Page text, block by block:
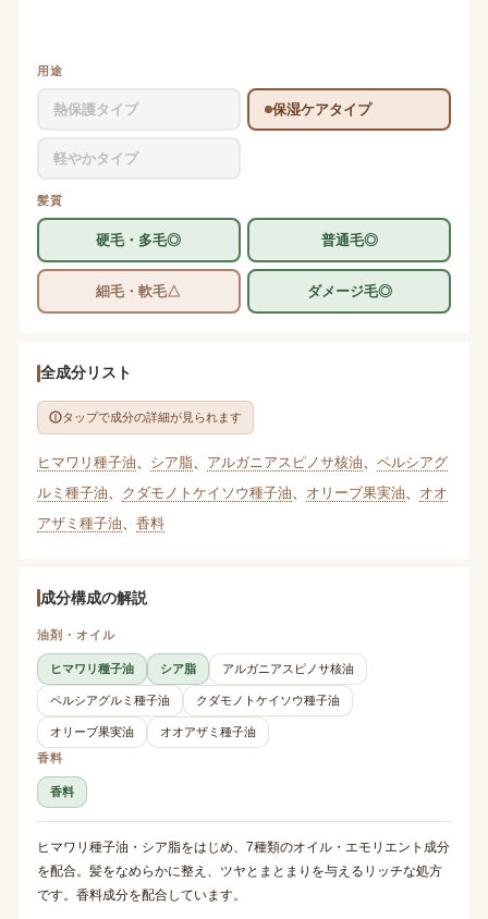
用途
熱保護タイプ 保湿ケアタイプ
軽やかタイプ
髪質
硬毛・多毛◎ 普通毛◎
細毛・軟毛△ ダメージ毛◎
全成分リスト
タップで成分の詳細が見られます
ヒマワリ種子油 シア脂、 アルガニアスピノサ核油
ペルシアグ
ルミ種子油
クダモノトケイソウ種子油 オリーブ果実油
オオ
アザミ種子油
香料
成分構成の解説
油剤・オイル
ヒマワリ種子油 シア脂 アルガニアスピノサ核油
ペルシアグルミ種子油 クダモノトケイソウ種子油
オリーブ果実油
オオアザミ種子油
香料
香料
ヒマワリ種子油・シア脂をはじめ、7種類のオイル・エモリエント成分
を配合。髪をなめらかに整え、ツヤとまとまりを与えるリッチな処方
です。香料成分を配合しています。